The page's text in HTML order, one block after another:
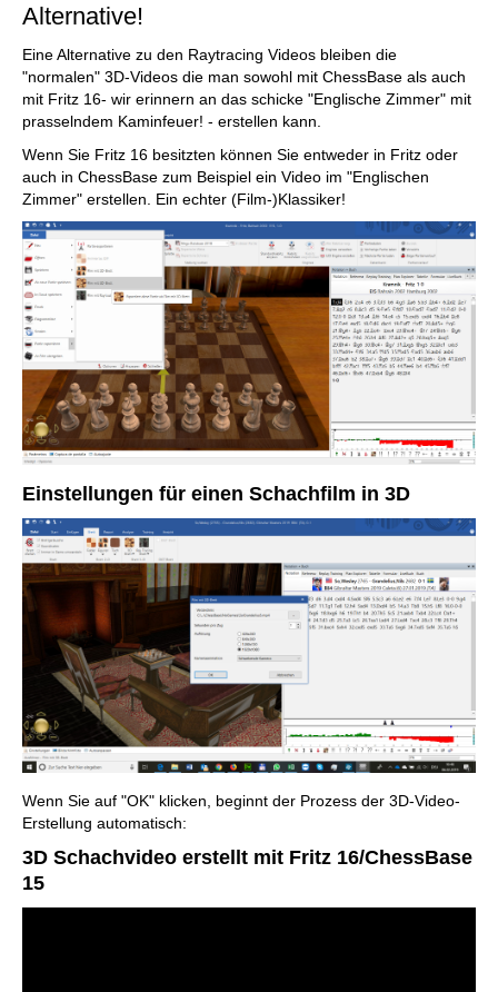
Alternative!
Eine Alternative zu den Raytracing Videos bleiben die
"normalen" 3D-Videos die man sowohl mit ChessBase als auch
mit Fritz 16- wir erinnern an das schicke "Englische Zimmer" mit
prasselndem Kaminfeuer! - erstellen kann.
Wenn Sie Fritz 16 besitzten können Sie entweder in Fritz oder
auch in ChessBase zum Beispiel ein Video im "Englischen
Zimmer" erstellen. Ein echter (Film-)Klassiker!
Einstellungen für einen Schachfilm in 3D
Wenn Sie auf "OK" klicken, beginnt der Prozess der 3D-Video-
Erstellung automatisch:
3D Schachvideo erstellt mit Fritz 16/ChessBase
15